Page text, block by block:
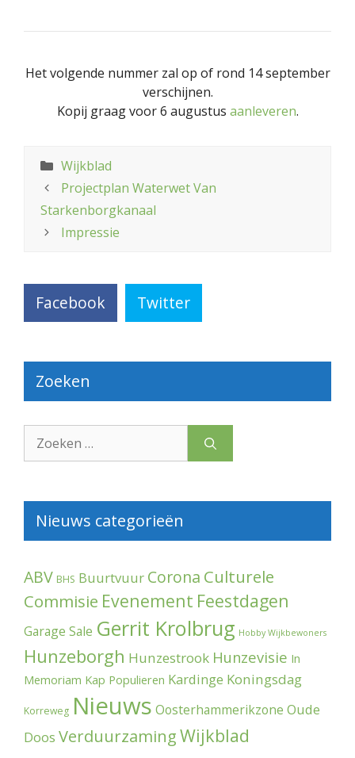
Het volgende nummer zal op of rond 14 september
verschijnen.
Kopij graag voor 6 augustus aanleveren.
Categorieën
Wijkblad
Projectplan Waterwet Van
Starkenborgkanaal
Impressie
Facebook Twitter
Zoeken
Zoek
naar:
Nieuws categorieën
ABV BHS Buurtvuur Corona Culturele
Commisie Evenement Feestdagen
Garage Sale Gerrit Krolbrug Hobby Wijkbewoners
Hunzeborgh Hunzestrook Hunzevisie In
Memoriam Kap Populieren Kardinge Koningsdag
Korreweg Nieuws Oosterhammerikzone Oude
Doos VerduurzamingWijkblad